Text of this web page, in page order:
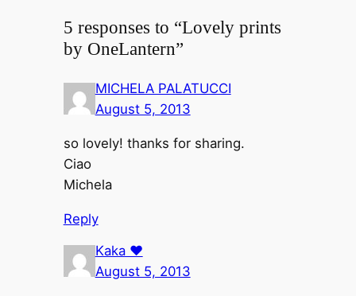
5 responses to “Lovely prints
by OneLantern”
MICHELA PALATUCCI
August 5, 2013
so lovely! thanks for sharing.
Ciao
Michela
Reply
Kaka ♥
August 5, 2013